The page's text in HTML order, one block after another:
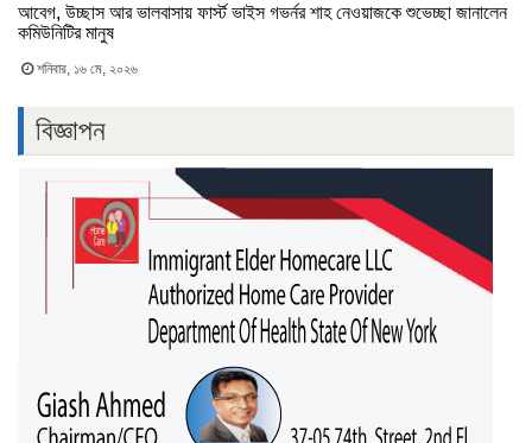
আবেগ, উচ্ছাস আর ভালবাসায় ফার্স্ট ভাইস গভর্নর শাহ নেওয়াজকে শুভেচ্ছা জানালেন
কমিউনিটির মানুষ
শনিবার, ১৬ মে, ২০২৬
বিজ্ঞাপন